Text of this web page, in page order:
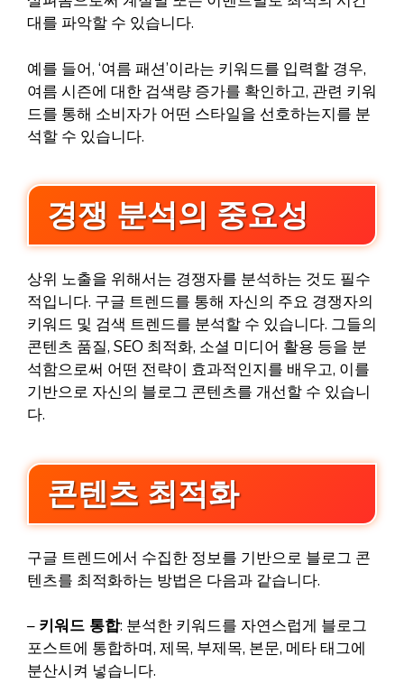
대를 파악할 수 있습니다.
예를 들어, ‘여름 패션’이라는 키워드를 입력할 경우,
여름 시즌에 대한 검색량 증가를 확인하고, 관련 키워
드를 통해 소비자가 어떤 스타일을 선호하는지를 분
석할 수 있습니다.
경쟁 분석의 중요성
상위 노출을 위해서는 경쟁자를 분석하는 것도 필수
적입니다. 구글 트렌드를 통해 자신의 주요 경쟁자의
키워드 및 검색 트렌드를 분석할 수 있습니다. 그들의
콘텐츠 품질, SEO 최적화, 소셜 미디어 활용 등을 분
석함으로써 어떤 전략이 효과적인지를 배우고, 이를
기반으로 자신의 블로그 콘텐츠를 개선할 수 있습니
다.
콘텐츠 최적화
구글 트렌드에서 수집한 정보를 기반으로 블로그 콘
텐츠를 최적화하는 방법은 다음과 같습니다.
– 키워드 통합: 분석한 키워드를 자연스럽게 블로그
포스트에 통합하며, 제목, 부제목, 본문, 메타 태그에
분산시켜 넣습니다.